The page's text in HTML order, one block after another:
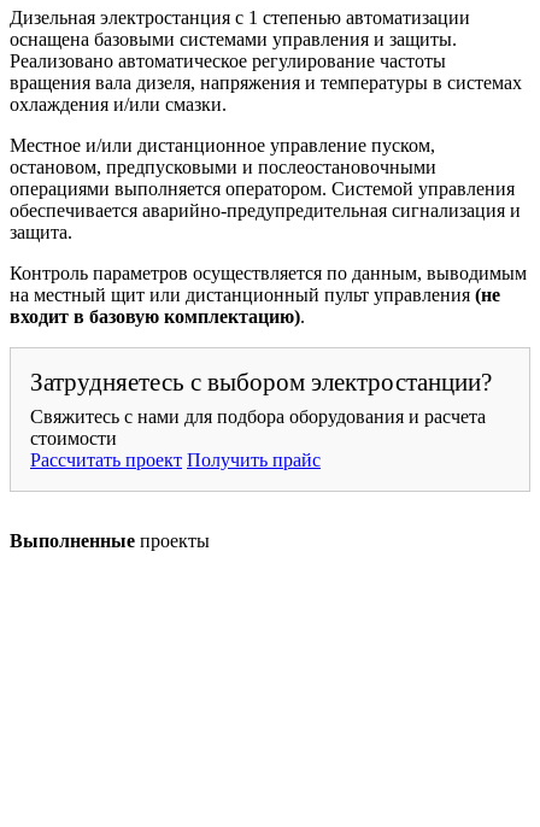
Дизельная электростанция с 1 степенью автоматизации
оснащена базовыми системами управления и защиты.
Реализовано автоматическое регулирование частоты
вращения вала дизеля, напряжения и температуры в системах
охлаждения и/или смазки.
Местное и/или дистанционное управление пуском,
остановом, предпусковыми и послеостановочными
операциями выполняется оператором. Системой управления
обеспечивается аварийно-предупредительная сигнализация и
защита.
Контроль параметров осуществляется по данным, выводимым
на местный щит или дистанционный пульт управления (не
входит в базовую комплектацию).
Затрудняетесь с выбором электростанции?
Свяжитесь с нами для подбора оборудования и расчета
стоимости
Рассчитать проект Получить прайс
Выполненные проекты